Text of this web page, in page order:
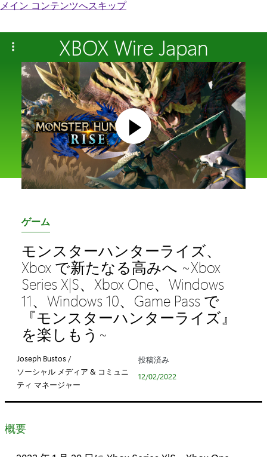
メイン コンテンツへスキップ
XBOX Wire Japan
カ
ゴ
リ
:
ゲーム
モンスターハンターライズ、
Xbox で新たなる高みへ ~Xbox
Series X|S、Xbox One、Windows
11、Windows 10、Game Pass で
『モンスターハンターライズ』
を楽しもう~
Joseph Bustos /
ソーシャル メディア & コミュニ
ティ マネージャー
投稿済み
12/02/2022
概要